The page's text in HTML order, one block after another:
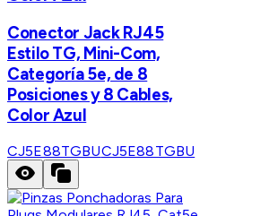
Conector Jack RJ45
Estilo TG, Mini-Com,
Categoría 5e, de 8
Posiciones y 8 Cables,
Color Azul
CJ5E88TGBUCJ5E88TGBU